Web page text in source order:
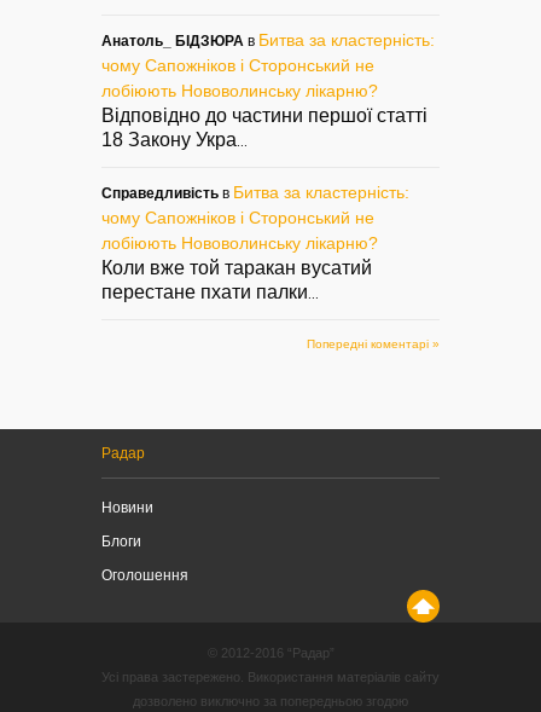
Анатоль_ БІДЗЮРА в Битва за кластерність:
чому Сапожніков і Сторонський не
лобіюють Нововолинську лікарню?
Відповідно до частини першої статті
18 Закону Укра...
Справедливість в Битва за кластерність:
чому Сапожніков і Сторонський не
лобіюють Нововолинську лікарню?
Коли вже той таракан вусатий
перестане пхати палки...
Попередні коментарі »
Радар
Новини
Блоги
Оголошення
© 2012-2016 “Радар”
Усі права застережено. Використання матеріалів сайту
дозволено виключно за попередньою згодою